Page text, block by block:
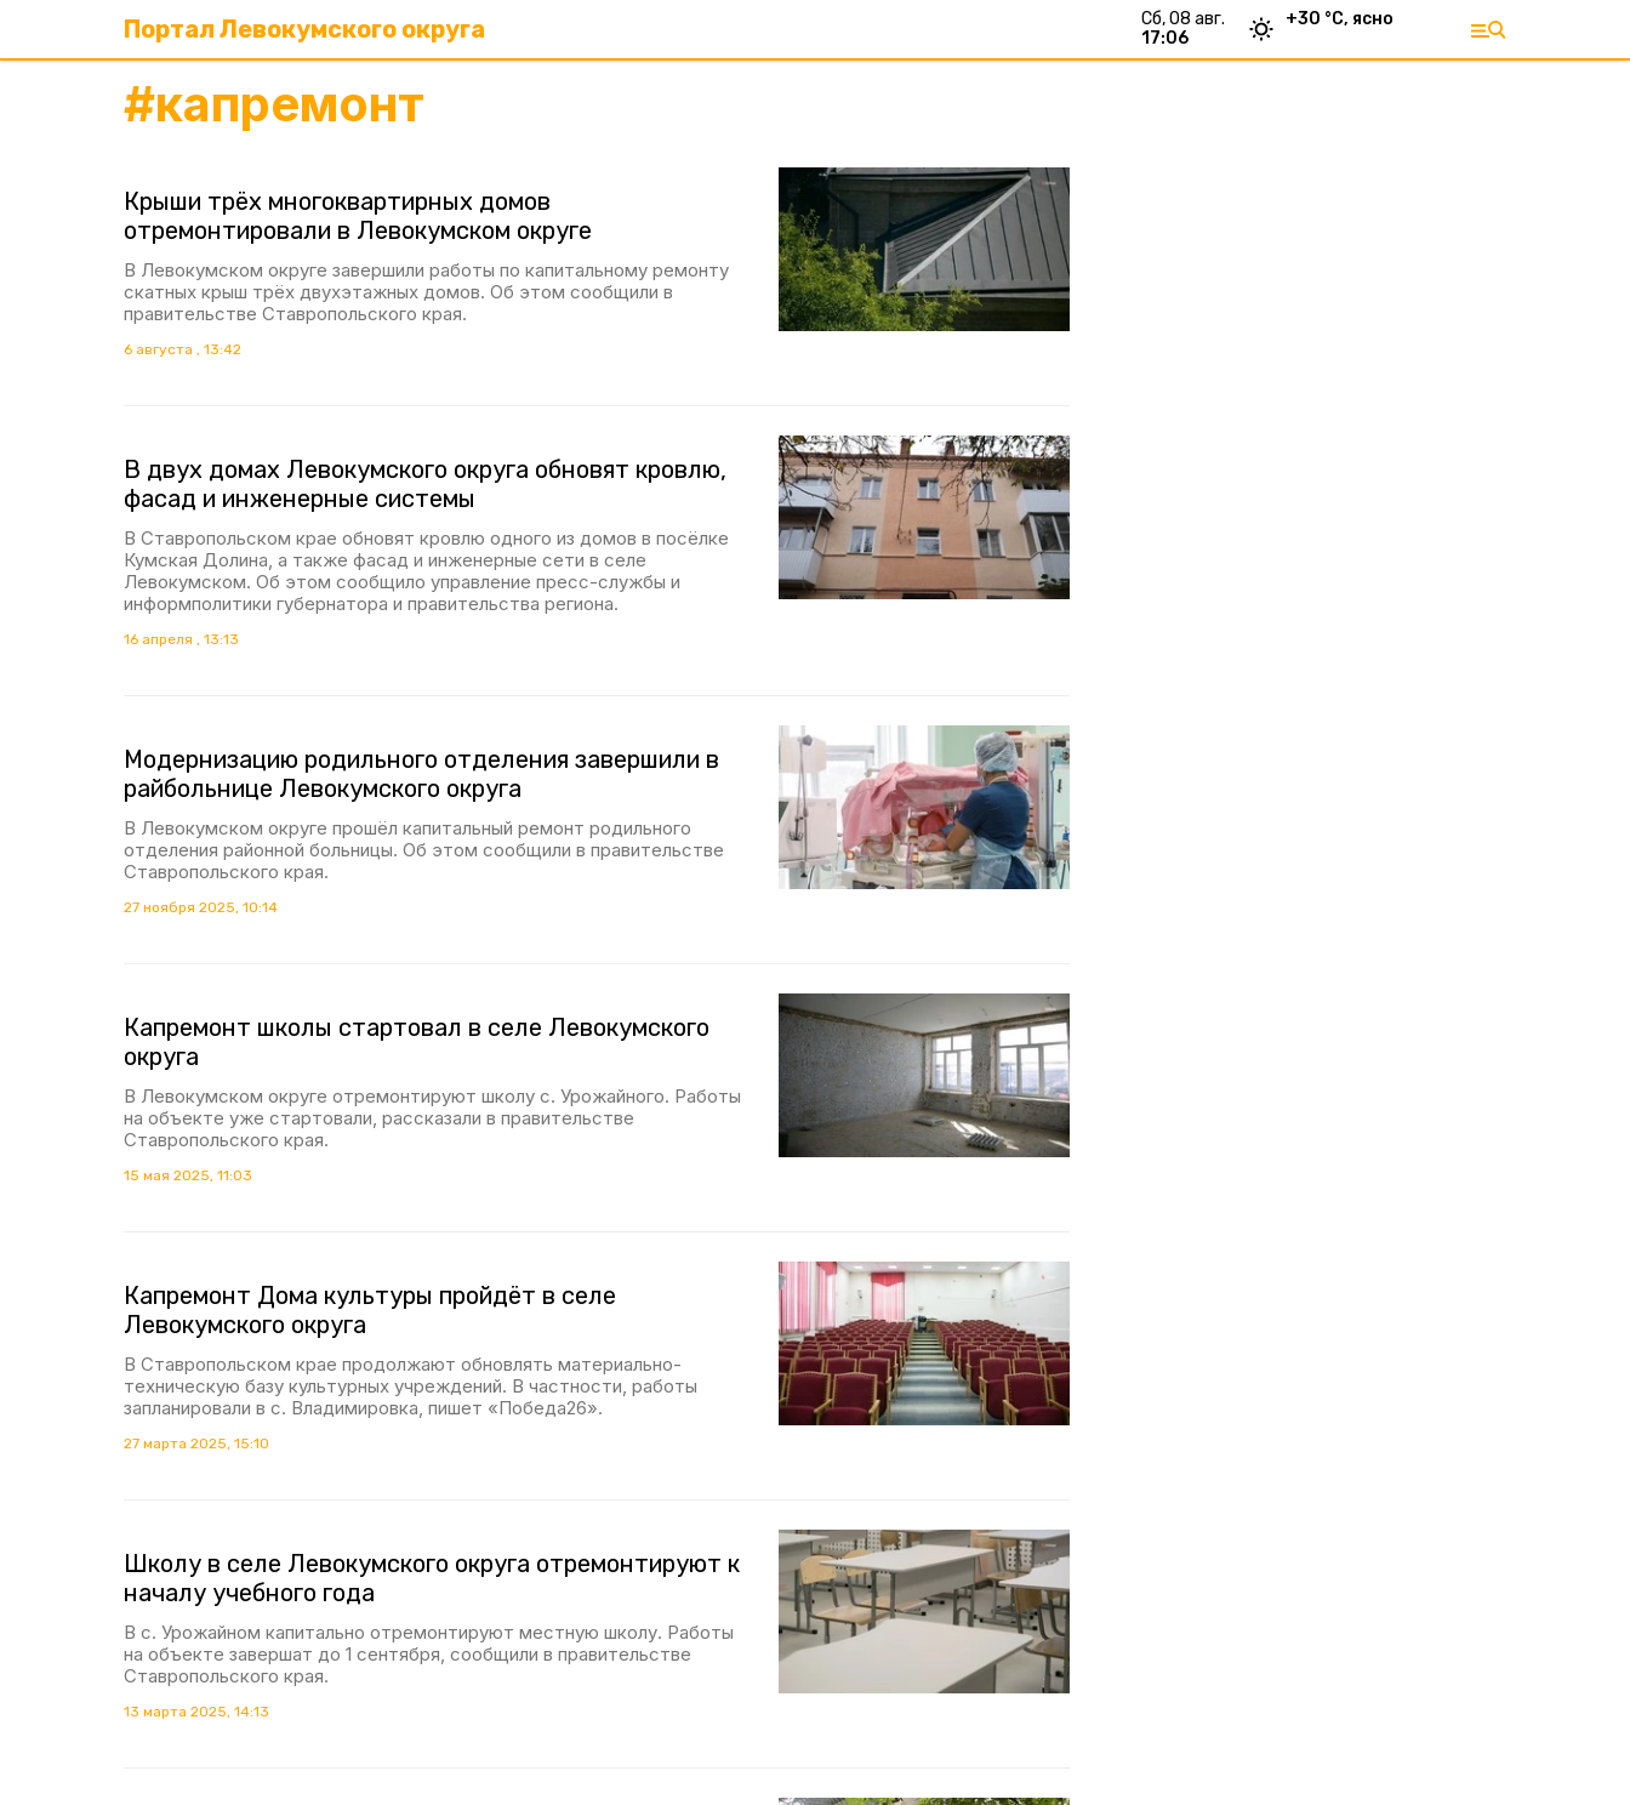
Портал Левокумского округа
сб, 08 авг.
17:06
+30 °С, ясно
#капремонт
Крыши трёх многоквартирных домов
отремонтировали в Левокумском округе
В Левокумском округе завершили работы по капитальному ремонту
скатных крыш трёх двухэтажных домов. Об этом сообщили в
правительстве Ставропольского края.
6 августа , 13:42
В двух домах Левокумского округа обновят кровлю,
фасад и инженерные системы
В Ставропольском крае обновят кровлю одного из домов в посёлке
Кумская Долина, а также фасад и инженерные сети в селе
Левокумском. Об этом сообщило управление пресс-службы и
информполитики губернатора и правительства региона.
16 апреля , 13:13
Модернизацию родильного отделения завершили в
райбольнице Левокумского округа
В Левокумском округе прошёл капитальный ремонт родильного
отделения районной больницы. Об этом сообщили в правительстве
Ставропольского края.
27 ноября 2025, 10:14
Капремонт школы стартовал в селе Левокумского
округа
В Левокумском округе отремонтируют школу с. Урожайного. Работы
на объекте уже стартовали, рассказали в правительстве
Ставропольского края.
15 мая 2025, 11:03
Капремонт Дома культуры пройдёт в селе
Левокумского округа
В Ставропольском крае продолжают обновлять материально-
техническую базу культурных учреждений. В частности, работы
запланировали в с. Владимировка, пишет «Победа26».
27 марта 2025, 15:10
Школу в селе Левокумского округа отремонтируют к
началу учебного года
В с. Урожайном капитально отремонтируют местную школу. Работы
на объекте завершат до 1 сентября, сообщили в правительстве
Ставропольского края.
13 марта 2025, 14:13